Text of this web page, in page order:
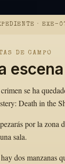
· EXE-
DE CAMPO
se ha
Death in the
por la zona
sala.
dos manzanas